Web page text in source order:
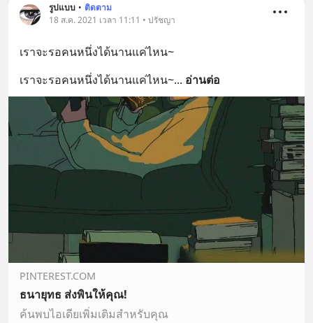
รูปแบบ • ติดตาม
18 ส.ค. 2021 เวลา 11:11 • ปรัชญา
เราจะรอคนหนึ่งได้นานแค่ไหน~
เราจะรอคนหนึ่งได้นานแค่ไหน~... อ่านต่อ
PINTEREST.COM
ธนายุทธ ส่งพินให้คุณ!
ค้นพบไอเดียเพิ่มเติมสำหรับคุณ